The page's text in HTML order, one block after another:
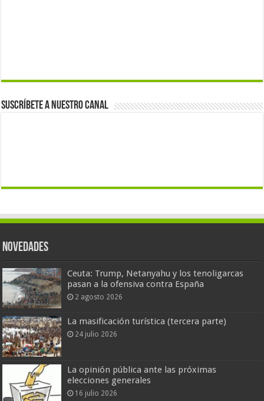
Suscríbete a nuestro canal
Novedades
Ceuta: Trump, Netanyahu y los tenoligarcas
pasan a la ofensiva contra España
2 agosto 2026
La masificación turística (tercera parte)
24 julio 2026
La opinión pública ante las próximas
elecciones generales
16 julio 2026